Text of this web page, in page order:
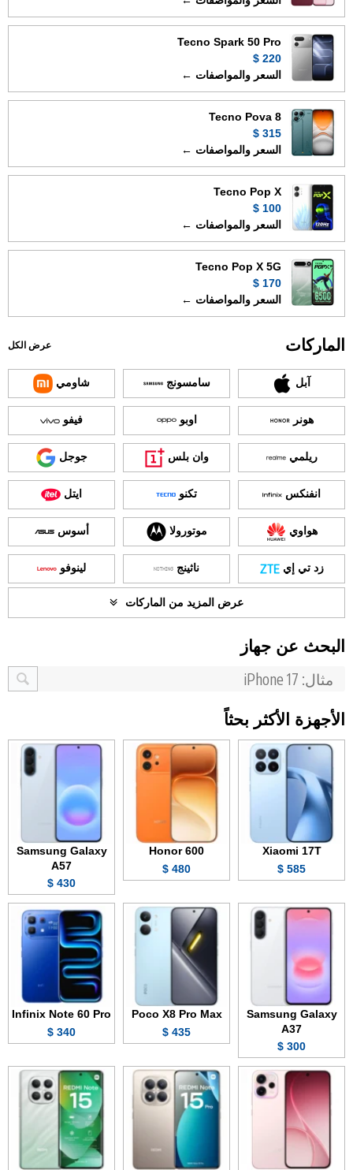
Tecno Spark 50 Pro
220 $
السعر والمواصفات ←
Tecno Pova 8
315 $
السعر والمواصفات ←
Tecno Pop X
100 $
السعر والمواصفات ←
Tecno Pop X 5G
170 $
السعر والمواصفات ←
الماركات عرض الكل
آبل سامسونج شاومي
هونر اوبو فيفو
ريلمي وان بلس جوجل
انفنكس تكنو ايتل
هواوي موتورولا أسوس
زد تي إي ناثينج لينوفو
عرض المزيد من الماركات
البحث عن جهاز
الأجهزة الأكثر بحثاً
Xiaomi 17T
585 $
Honor 600
480 $
Samsung Galaxy
A57
430 $
Samsung Galaxy
A37
300 $
Poco X8 Pro Max
435 $
Infinix Note 60 Pro
340 $